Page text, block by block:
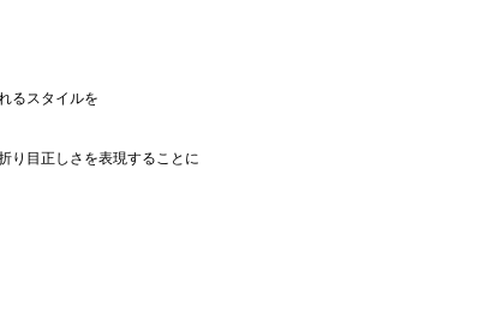
るスタイルを
り目正しさを表現することに